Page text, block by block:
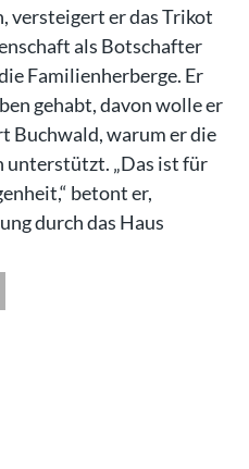
versteigert er das Trikot
als Botschafter
Familienherberge. Er
gehabt, davon wolle er
Buchwald, warum er die
unterstützt. „Das ist für
betont er,
durch das Haus